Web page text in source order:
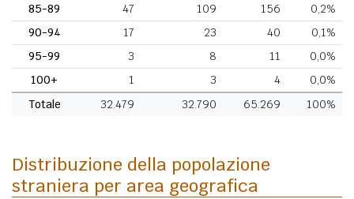
85-89
47 109 156
0,2%
90-94
17 23 40
0,1%
95-99
3 8 11
0,0%
100+
1 3 4
0,0%
Totale
32.479 32.790 65.269 100%
Distribuzione della popolazione
straniera per area geografica